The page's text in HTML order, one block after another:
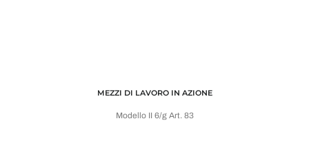
MEZZI DI LAVORO IN AZIONE
Modello II 6/g Art. 83